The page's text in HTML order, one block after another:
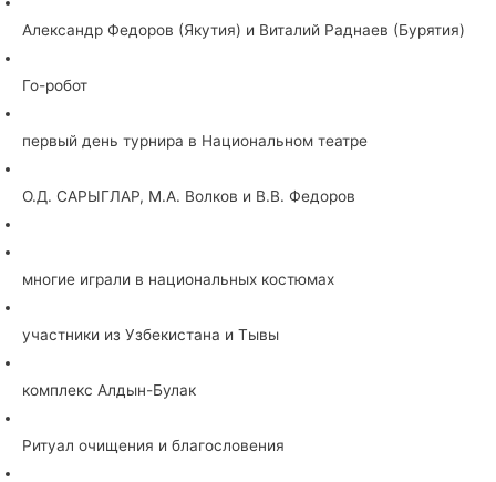
Александр Федоров (Якутия) и Виталий Раднаев (Бурятия)
Го-робот
первый день турнира в Национальном театре
О.Д. САРЫГЛАР, М.А. Волков и В.В. Федоров
многие играли в национальных костюмах
участники из Узбекистана и Тывы
комплекс Алдын-Булак
Ритуал очищения и благословения